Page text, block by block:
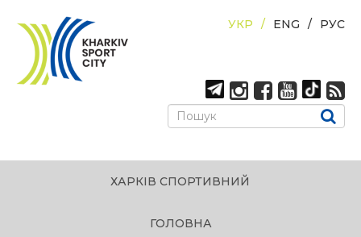
РУС
ENG
УКР
ХАРКІВ СПОРТИВНИЙ
ГОЛОВНА